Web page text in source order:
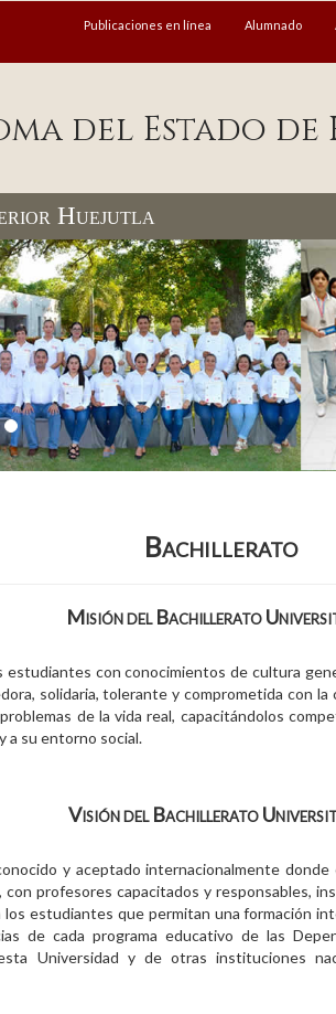
Publicaciones en línea Alumnado
del Estado
Huejutla
Bachillerato
Misión del Bachillerato
estudiantes con conocimientos de cultura
solidaria, tolerante y comprometida con
de la vida real, capacitándolos
a su entorno social.
Visión del Bachillerato
y aceptado internacionalmente
profesores capacitados y responsables,
los estudiantes que permitan una formación
de cada programa educativo de las
Universidad y de otras instituciones